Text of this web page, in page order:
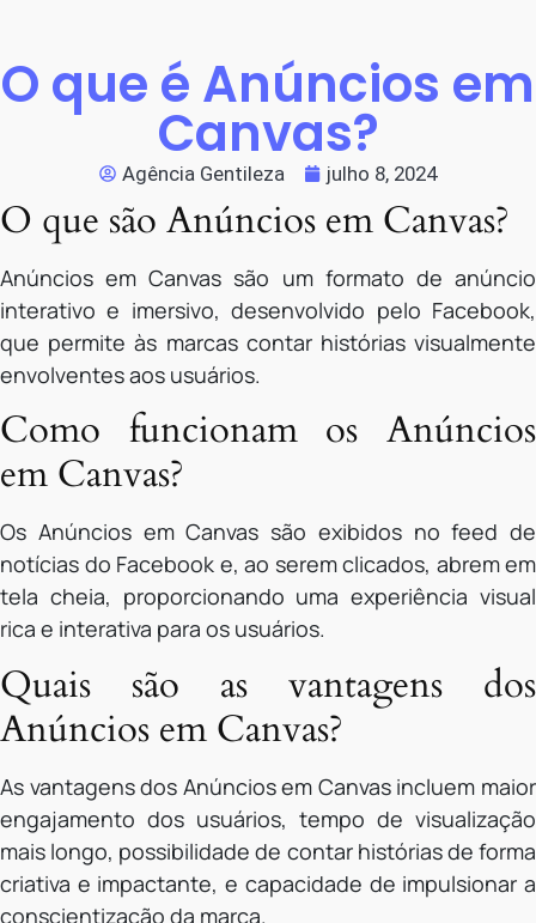
O que é Anúncios em
Canvas?
Agência Gentileza julho 8, 2024
O que são Anúncios em Canvas?
Anúncios em Canvas são um formato de anúncio
interativo e imersivo, desenvolvido pelo Facebook,
que permite às marcas contar histórias visualmente
envolventes aos usuários.
Como funcionam os Anúncios
em Canvas?
Os Anúncios em Canvas são exibidos no feed de
notícias do Facebook e, ao serem clicados, abrem em
tela cheia, proporcionando uma experiência visual
rica e interativa para os usuários.
Quais são as vantagens dos
Anúncios em Canvas?
As vantagens dos Anúncios em Canvas incluem maior
engajamento dos usuários, tempo de visualização
mais longo, possibilidade de contar histórias de forma
criativa e impactante, e capacidade de impulsionar a
conscientização da marca.